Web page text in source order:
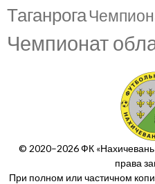
Таганрога
Чемпионат
© 2020–2026 ФК
права
При полном или частичном